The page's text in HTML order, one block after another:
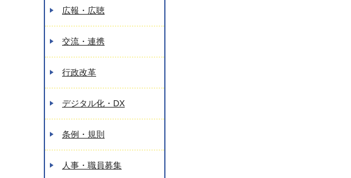
広報・広聴
交流・連携
行政改革
デジタル化・DX
条例・規則
人事・職員募集